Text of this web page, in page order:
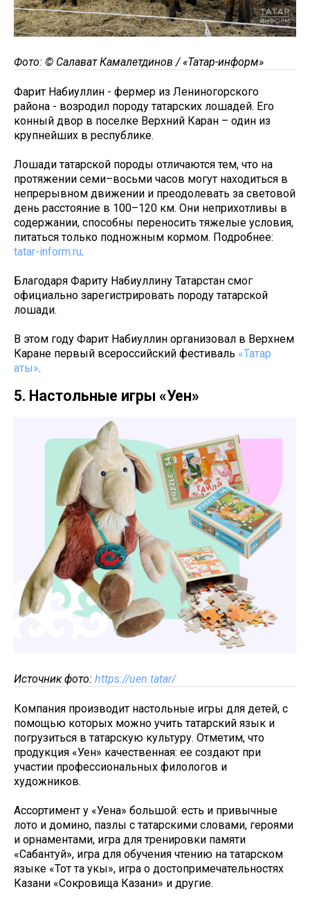
Фото: © Салават Камалетдинов / «Татар-информ»
Фарит Набиуллин - фермер из Лениногорского
района - возродил породу татарских лошадей. Его
конный двор в поселке Верхний Каран – один из
крупнейших в республике.
Лошади татарской породы отличаются тем, что на
протяжении семи–восьми часов могут находиться в
непрерывном движении и преодолевать за световой
день расстояние в 100–120 км. Они неприхотливы в
содержании, способны переносить тяжелые условия,
питаться только подножным кормом. Подробнее:
tatar-inform.ru.
Благодаря Фариту Набиуллину Татарстан смог
официально зарегистрировать породу татарской
лошади.
В этом году Фарит Набиуллин организовал в Верхнем
Каране первый всероссийский фестиваль «Татар
аты».
5. Настольные игры «Уен»
Источник фото: https://uen.tatar/
Компания производит настольные игры для детей, с
помощью которых можно учить татарский язык и
погрузиться в татарскую культуру. Отметим, что
продукция «Уен» качественная: ее создают при
участии профессиональных филологов и
художников.
Ассортимент у «Уена» большой: есть и привычные
лото и домино, пазлы с татарскими словами, героями
и орнаментами, игра для тренировки памяти
«Сабантуй», игра для обучения чтению на татарском
языке «Тот та укы», игра о достопримечательностях
Казани «Сокровища Казани» и другие.